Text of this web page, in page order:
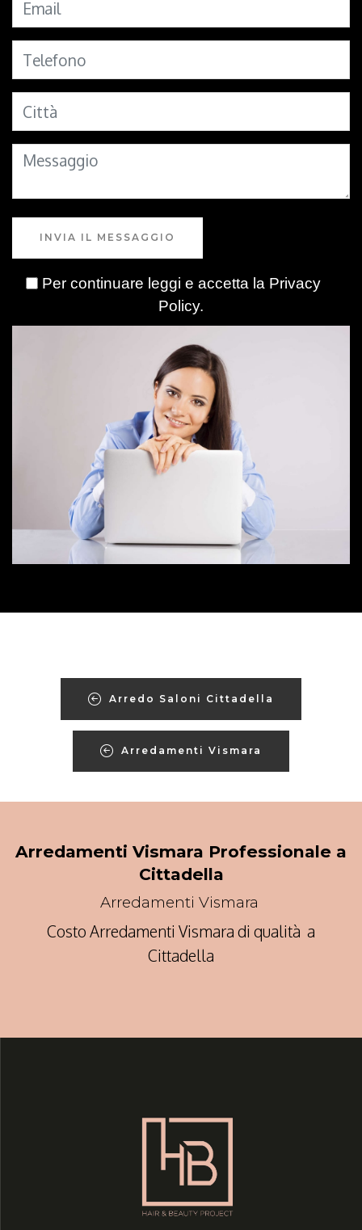
INVIA IL MESSAGGIO
Per continuare leggi e accetta la Privacy
Policy.
Arredo Saloni Cittadella
Arredamenti Vismara
Arredamenti Vismara Professionale a
Cittadella
Arredamenti Vismara
Costo Arredamenti Vismara di qualità a
Cittadella